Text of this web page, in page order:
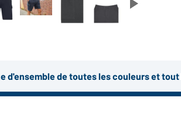
d'ensemble de toutes les couleurs et